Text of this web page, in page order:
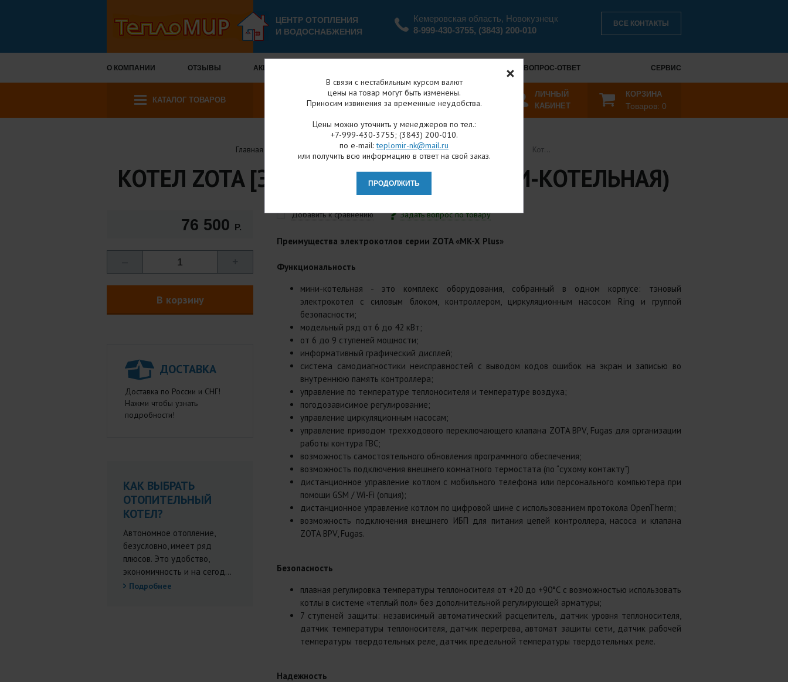
ЦЕНТР ОТОПЛЕНИЯ
И ВОДОСНАБЖЕНИЯ
Кемеровская область, Новокузнецк
8-999-430-3755, (3843) 200-010
ВСЕ КОНТАКТЫ
О КОМПАНИИ ОТЗЫВЫ АКЦИИ И СКИДКИ ВОПРОС-ОТВЕТ СЕРВИС
КАТАЛОГ ТОВАРОВ
ЛИЧНЫЙ
КАБИНЕТ
КОРЗИНА
Товаров: 0
Главная Каталог товаров Котлы отопительные Котел ZOTA [э.к.] МК-X Plus - 9 (Мини-котельная)
КОТЕЛ ZOTA [Э.К.] МК-X PLUS - 9 (МИНИ-КОТЕЛЬНАЯ)
76 500 Р.
+
– 1
В корзину
ДОСТАВКА
Доставка по России и СНГ!
Нажми чтобы узнать
подробности!
КАК ВЫБРАТЬ
ОТОПИТЕЛЬНЫЙ
КОТЕЛ?
Автономное отопление,
безусловно, имеет ряд
плюсов. Это удобство,
экономичность и на сегод...
Подробнее
Добавить к сравнению Задать вопрос по товару
Преимущества электрокотлов серии ZOTA «MK-X Plus»
Функциональность
мини-котельная - это комплекс оборудования, собранный в одном корпусе: тэновый
электрокотел с силовым блоком, контроллером, циркуляционным насосом Ring и группой
безопасности;
модельный ряд от 6 до 42 кВт;
от 6 до 9 ступеней мощности;
информативный графический дисплей;
система самодиагностики неисправностей с выводом кодов ошибок на экран и записью во
внутреннюю память контроллера;
управление по температуре теплоносителя и температуре воздуха;
погодозависимое регулирование;
управление циркуляционным насосам;
управление приводом трехходового переключающего клапана ZOTA BPV, Fugas для организации
работы контура ГВС;
возможность самостоятельного обновления программного обеспечения;
возможность подключения внешнего комнатного термостата (по “сухому контакту”)
дистанционное управление котлом с мобильного телефона или персонального компьютера при
помощи GSM / Wi-Fi (опция);
дистанционное управление котлом по цифровой шине с использованием протокола OpenTherm;
возможность подключения внешнего ИБП для питания цепей контроллера, насоса и клапана
ZOTA BPV, Fugas.
Безопасность
плавная регулировка температуры теплоносителя от +20 до +90°С с возможностью использовать
котлы в системе «теплый пол» без дополнительной регулирующей арматуры;
7 ступеней защиты: независимый автоматический расцепитель, датчик уровня теплоносителя,
датчик температуры теплоносителя, датчик перегрева, автомат защиты сети, датчик рабочей
температуры твердотельных реле, датчик предельной температуры твердотельных реле.
Надежность
В связи с нестабильным курсом валют
цены на товар могут быть изменены.
Приносим извинения за временные неудобства.
Цены можно уточнить у менеджеров по тел.:
+7-999-430-3755; (3843) 200-010.
по e-mail:teplomir-nk@mail.ru
или получить всю информацию в ответ на свой заказ.